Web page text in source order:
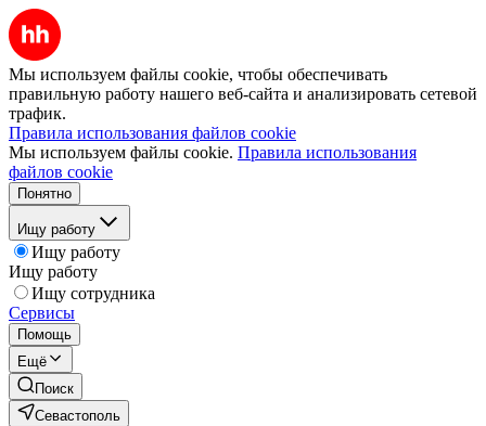
Мы используем файлы cookie, чтобы обеспечивать
правильную работу нашего веб-сайта и анализировать сетевой
трафик.
Правила использования файлов cookie
Мы используем файлы cookie. Правила использования
файлов cookie
Понятно
Ищу работу
Ищу работу
Ищу работу
Ищу сотрудника
Сервисы
Помощь
Ещё
Поиск
Севастополь